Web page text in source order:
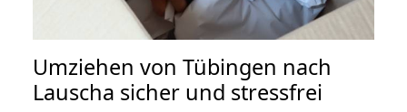
Umziehen von Tübingen nach
Lauscha sicher und stressfrei